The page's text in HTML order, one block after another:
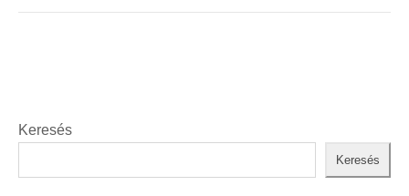
Keresés
Keresés